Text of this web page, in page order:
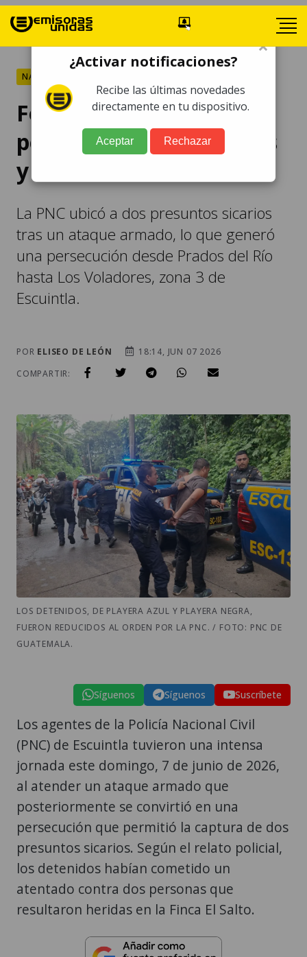
NACIONALES
Fotos: Tiroteo y
persecución deja heridos
y detenidos en Escuintla
La PNC ubicó a dos presuntos sicarios
tras un ataque armado, lo que generó
una persecución desde Prados del Río
hasta Los Voladores, zona 3 de
Escuintla.
POR ELISEO DE LEÓN
18:14, JUN 07 2026
COMPARTIR:
LOS DETENIDOS, DE PLAYERA AZUL Y PLAYERA NEGRA,
FUERON REDUCIDOS AL ORDEN POR LA PNC. / FOTO: PNC DE
GUATEMALA.
Síguenos Síguenos Suscríbete
Los agentes de la Policía Nacional Civil
(PNC) de Escuintla tuvieron una intensa
jornada este domingo, 7 de junio de 2026,
al atender un ataque armado que
posteriormente se convirtió en una
persecución que permitió la captura de dos
presuntos sicarios. Según el relato policial,
los detenidos habían cometido un
atentado contra dos personas que
resultaron heridas en la Finca El Salto.
×
¿Activar notificaciones?
Recibe las últimas novedades
directamente en tu dispositivo.
Aceptar Rechazar